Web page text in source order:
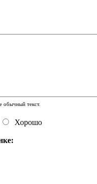
обычный текст.
Хорошо